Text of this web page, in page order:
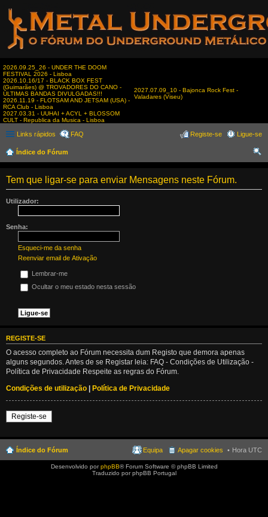
2026.09.25_26 - UNDER THE DOOM
FESTIVAL 2026 - Lisboa
2026.10.16/17 - BLACK BOX FEST
(Guimarães) @ TROVADORES DO CANO -
ÚLTIMAS BANDAS DIVULGADAS!!!
2026.11.19 - FLOTSAM AND JETSAM (USA) -
RCA Club - Lisboa
2027.03.31 - UUHAI + ACYL + BLOSSOM
CULT - Republica da Musica - Lisboa
2027.07.09_10 - Bajonca Rock Fest -
Valadares (Viseu)
Links rápidos FAQ Ligue-se
Registe-se
Índice do Fórum
Tem que ligar-se para enviar Mensagens neste Fórum.
Utilizador:
Senha:
Esqueci-me da senha
Reenviar email de Ativação
Lembrar-me
Ocultar o meu estado nesta sessão
REGISTE-SE
O acesso completo ao Fórum necessita dum Registo que demora apenas
alguns segundos. Antes de se Registar leia: FAQ - Condições de Utilização -
Política de Privacidade Respeite as regras do Fórum.
Condições de utilização | Política de Privacidade
Registe-se
Índice do Fórum Hora UTC
Apagar cookies
Equipa
Desenvolvido porphpBB® Forum Software © phpBB Limited
Traduzido por phpBB Portugal